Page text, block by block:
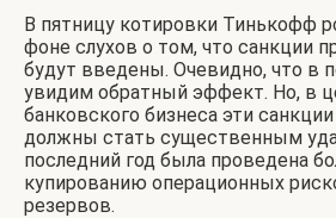
В пятницу котировки Тинькофф
фоне слухов о том, что санкции
будут введены. Очевидно, что в
увидим обратный эффект. Но, в
банковского бизнеса эти
должны стать существенным
последний год была проведена
купированию операционных
резервов.